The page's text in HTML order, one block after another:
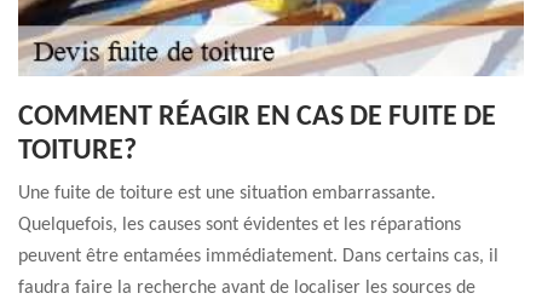
COMMENT RÉAGIR EN CAS DE FUITE DE
TOITURE?
Une fuite de toiture est une situation embarrassante.
Quelquefois, les causes sont évidentes et les réparations
peuvent être entamées immédiatement. Dans certains cas, il
faudra faire la recherche avant de localiser les sources de